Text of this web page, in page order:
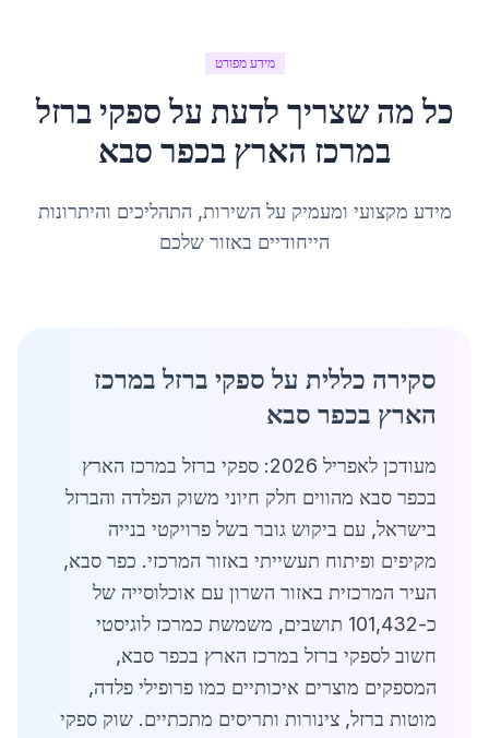
מידע מפורט
כל מה שצריך לדעת עלספקי ברזל
במרכז הארץ בכפר סבא
מידע מקצועי ומעמיק על השירות, התהליכים והיתרונות
הייחודיים באזור שלכם
סקירה כללית על ספקי ברזל במרכז
הארץ בכפר סבא
מעודכן לאפריל 2026: ספקי ברזל במרכז הארץ
בכפר סבא מהווים חלק חיוני משוק הפלדה והברזל
בישראל, עם ביקוש גובר בשל פרויקטי בנייה
מקיפים ופיתוח תעשייתי באזור המרכזי. כפר סבא,
העיר המרכזית באזור השרון עם אוכלוסייה של
כ-101,432 תושבים, משמשת כמרכז לוגיסטי
חשוב לספקי ברזל במרכז הארץ בכפר סבא,
המספקים מוצרים איכותיים כמו פרופילי פלדה,
מוטות ברזל, צינורות ותריסים מתכתיים. שוק ספקי